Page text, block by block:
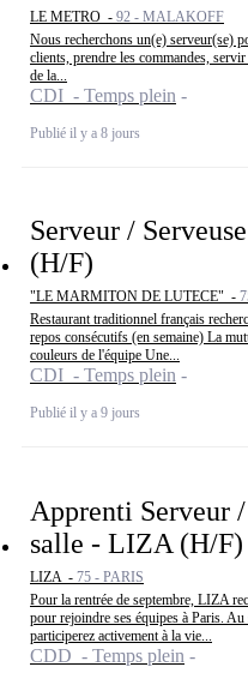
LE METRO - 92 - MALAKOFF
Nous recherchons un(e) serveur(se)
clients, prendre les commandes,
de la...
CDI - Temps plein
Publié il y a 8 jours
Serveur /
(H/F)
"LE MARMITON DE LUTECE" -
Restaurant traditionnel français
repos consécutifs (en semaine) La
couleurs de l'équipe Une...
CDI - Temps plein
Publié il y a 9 jours
Apprenti Serveur
salle - LIZA (H/F)
LIZA - 75 - PARIS
Pour la rentrée de septembre, LIZA
pour rejoindre ses équipes à Paris.
participerez activement à la vie...
CDD - Temps plein